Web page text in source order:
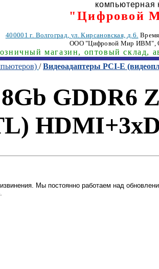
компьютерная
"Цифровой
400001г. Волгоград, ул. Кирсановская, д.6.
ООО "Цифровой Мир ИВМ",
магазин, оптовый склад,
/Видеоадаптеры PCI-E
GDDR6
Мы постоянно работаем над